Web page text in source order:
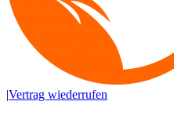
|Vertrag wiederrufen